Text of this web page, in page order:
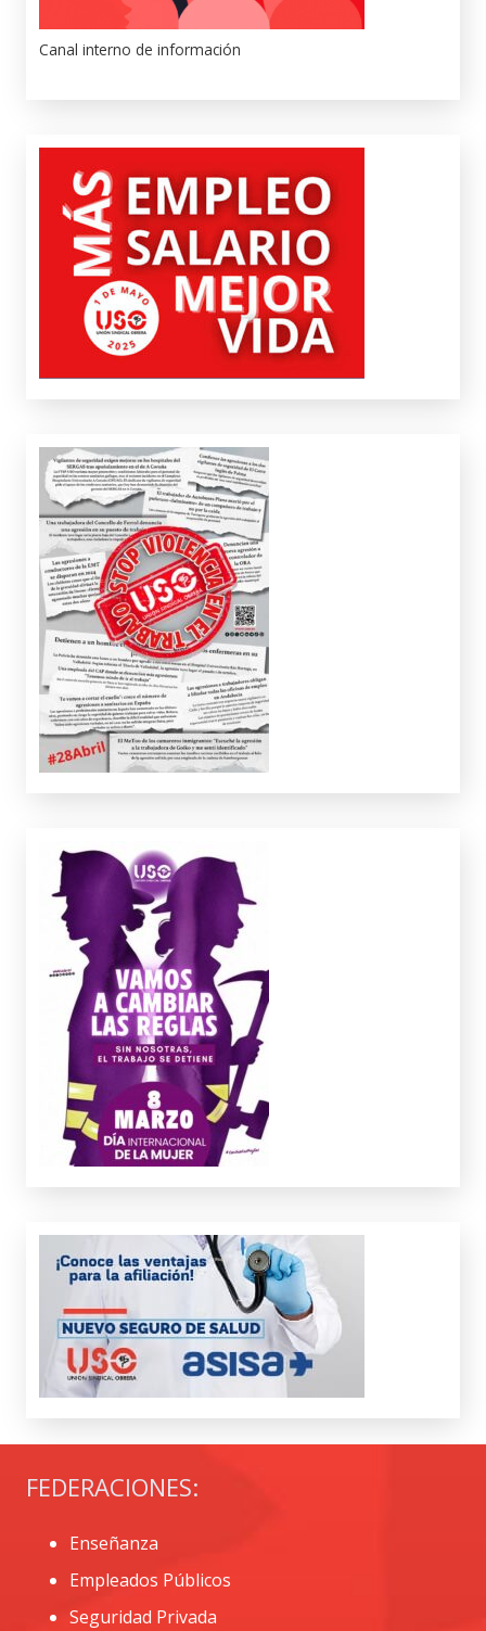
Canal interno de información
FEDERACIONES:
Enseñanza
Empleados Públicos
Seguridad Privada